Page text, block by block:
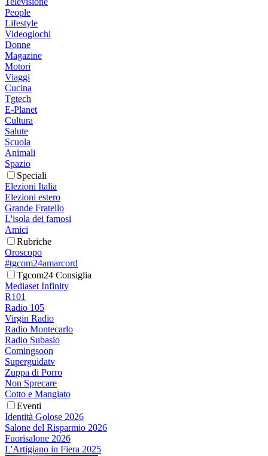
People
Lifestyle
Videogiochi
Donne
Magazine
Motori
Viaggi
Cucina
Tgtech
E-Planet
Cultura
Salute
Scuola
Animali
Spazio
Speciali
Elezioni Italia
Elezioni estero
Grande Fratello
L'isola dei famosi
Amici
Rubriche
Oroscopo
#tgcom24amarcord
Tgcom24 Consiglia
Mediaset Infinity
R101
Radio 105
Virgin Radio
Radio Montecarlo
Radio Subasio
Comingsoon
Superguidatv
Zuppa di Porro
Non Sprecare
Cotto e Mangiato
Eventi
Identità Golose 2026
Salone del Risparmio 2026
Fuorisalone 2026
L'Artigiano in Fiera 2025